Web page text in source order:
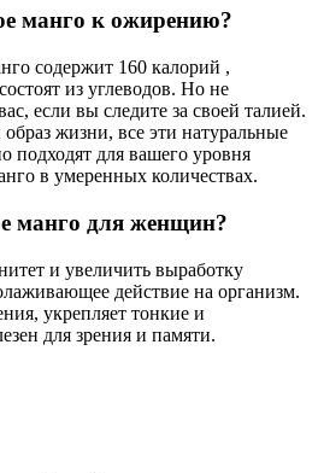
манго к ожирению?
содержит 160 калорий ,
из углеводов. Но не
если вы следите за своей талией.
жизни, все эти натуральные
подходят для вашего уровня
в умеренных количествах.
манго для женщин?
и увеличить выработку
действие на организм.
укрепляет тонкие и
для зрения и памяти.